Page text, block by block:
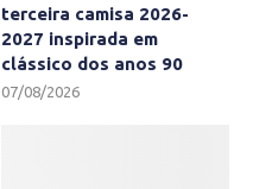
terceira camisa 2026-
2027 inspirada em
clássico dos anos 90
07/08/2026